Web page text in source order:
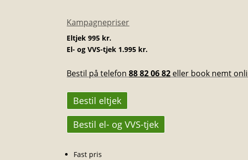
Kampagnepriser
Eltjek 995 kr.
El- og VVS-tjek 1.995 kr.
Bestil på telefon88 82 06 82 eller book nemt
Bestil eltjek
Bestil el- og VVS-tjek
Fast pris